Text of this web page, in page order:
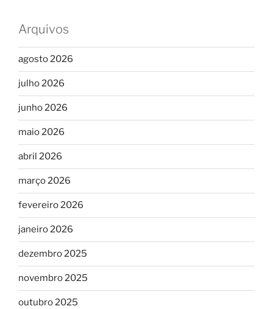
Arquivos
agosto 2026
julho 2026
junho 2026
maio 2026
abril 2026
março 2026
fevereiro 2026
janeiro 2026
dezembro 2025
novembro 2025
outubro 2025